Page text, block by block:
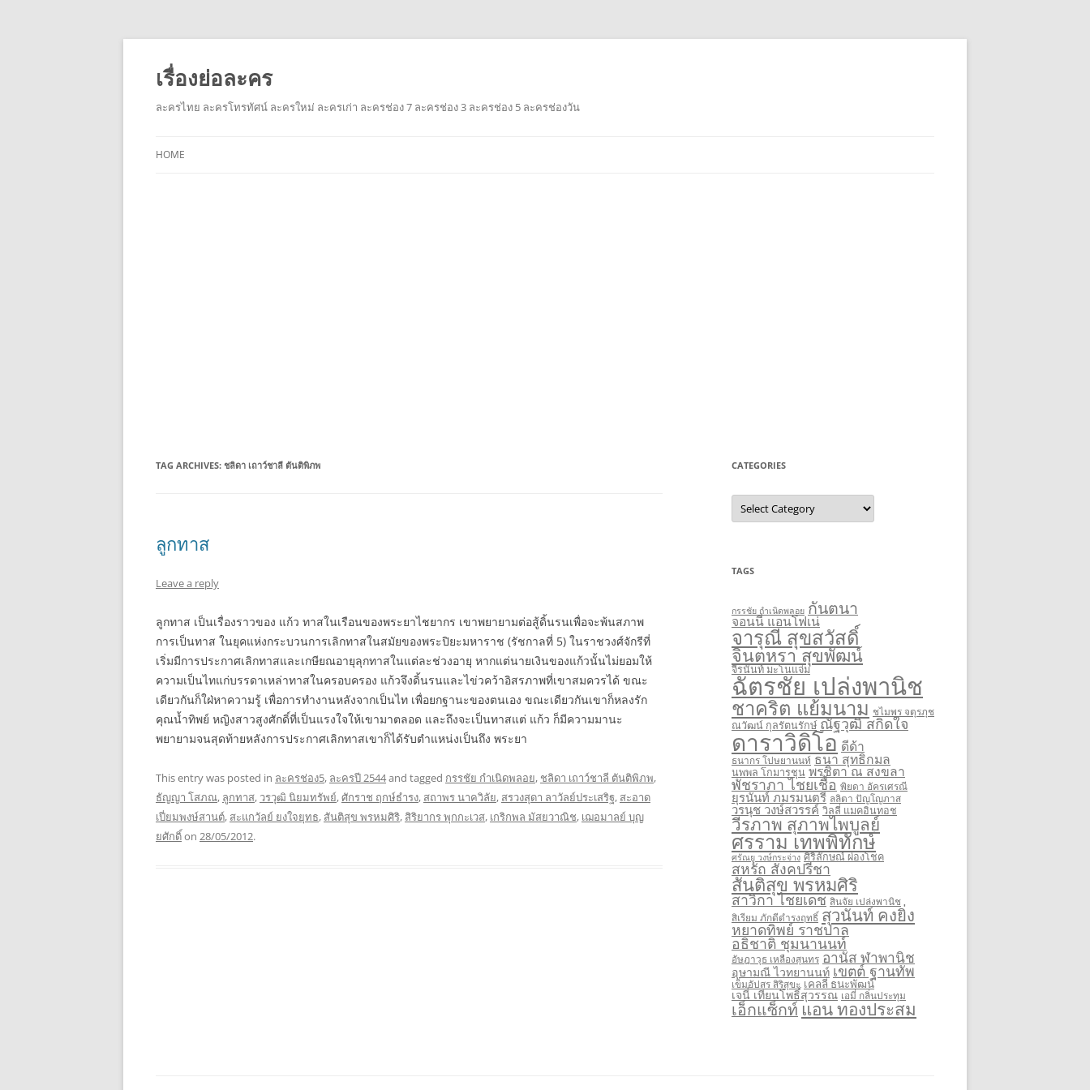
เรื่องย่อละคร
ละครไทย ละครโทรทัศน์ ละครใหม่ ละครเก่า ละครช่อง 7 ละครช่อง 3 ละครช่อง 5 ละครช่องวัน
HOME
TAG ARCHIVES: ชลิดา เถาว์ชาลี ตันติพิภพ
ลูกทาส
Leave a reply
ลูกทาส เป็นเรื่องราวของ แก้ว ทาสในเรือนของพระยาไชยากร เขาพยายามต่อสู้ดิ้นรนเพื่อจะพ้นสภาพ
การเป็นทาส ในยุคแห่งกระบวนการเลิกทาสในสมัยของพระปิยะมหาราช (รัชกาลที่ 5) ในราชวงศ์จักรีที่
เริ่มมีการประกาศเลิกทาสและเกษียณอายุลุกทาสในแต่ละช่วงอายุ หากแต่นายเงินของแก้วนั้นไม่ยอมให้
ความเป็นไทแก่บรรดาเหล่าทาสในครอบครอง แก้วจึงดิ้นรนและไข่วคว้าอิสรภาพที่เขาสมควรได้ ขณะ
เดียวกันก็ใฝ่หาความรู้ เพื่อการทำงานหลังจากเป็นไท เพื่อยกฐานะของตนเอง ขณะเดียวกันเขาก็หลงรัก
คุณน้ำทิพย์ หญิงสาวสูงศักดิ์ที่เป็นแรงใจให้เขามาตลอด และถึงจะเป็นทาสแต่ แก้ว ก็มีความมานะ
พยายามจนสุดท้ายหลังการประกาศเลิกทาสเขาก็ได้รับตำแหน่งเป็นถึง พระยา
This entry was posted in ละครช่อง5, ละครปี 2544and tagged กรรชัย กำเนิดพลอย, ชลิดา เถาว์ชาลี ตันติพิภพ,
ธัญญา โสภณ, ลูกทาส, วรวุฒิ นิยมทรัพย์,ศักราช ฤกษ์ธำรง, สถาพร นาควิลัย, สรวงสุดา ลาวัลย์ประเสริฐ, สะอาด
เปี่ยมพงษ์สานต์, สะแกวัลย์ ยงใจยุทธ, สันติสุข พรหมศิริ, สิริยากร พุกกะเวส, เกริกพล มัสยวาณิช, เฌอมาลย์ บุญ
ยศักดิ์on 28/05/2012.
CATEGORIES
Categories
TAGS
กรรชัย กำเนิดพลอย กันตนา
จอนนี่ แอนโฟเน่
จารุณี สุขสวัสดิ์
จินตหรา สุขพัฒน์
จีรนันท์ มะโนแจ่ม
ฉัตรชัย เปล่งพานิช
ชาคริต แย้มนาม ชไมพร จตุรภุช
ณวัฒน์ กุลรัตนรักษ์ ณัฐวุฒิ สกิดใจ
ดาราวิดิโอ ดีด้า
ธนากร โปษยานนท์ ธนา สุทธิกมล
นพพล โกมารชุน พรชิตา ณ สงขลา
พัชราภา ไชยเชื้อ พิยดา อัครเศรณี
ยุรนันท์ ภมรมนตรี ลลิตา ปัญโญภาส
วรนุช วงษ์สวรรค์ วิลลี่ แมคอินทอช
วีรภาพ สุภาพไพบูลย์
ศรราม เทพพิทักษ์
ศรัณยู วงษ์กระจ่าง ศิริลักษณ์ ผ่องโชค
สหรัถ สังคปรีชา
สันติสุข พรหมศิริ
สาวิกา ไชยเดช สินจัย เปล่งพานิช
สิเรียม ภักดีดำรงฤทธิ์ สุวนันท์ คงยิ่ง
หยาดทิพย์ ราชปาล
อธิชาติ ชุมนานนท์
อัษฎาวุธ เหลืองสุนทร อานัส ฬาพานิช
อุษามณี ไวทยานนท์ เขตต์ ฐานทัพ
เข็มอัปสร สิริสุขะ เคลลี่ ธนะพัฒน์
เจนี่ เทียนโพธิ์สุวรรณ เอมี่ กลิ่นประทุม
เอ็กแซ็กท์ แอน ทองประสม